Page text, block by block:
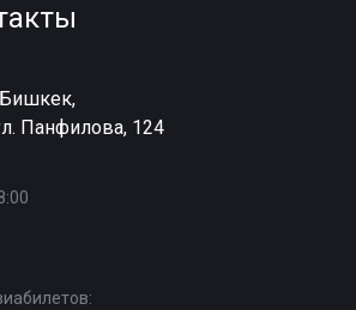
Бишкек,
Панфилова, 124